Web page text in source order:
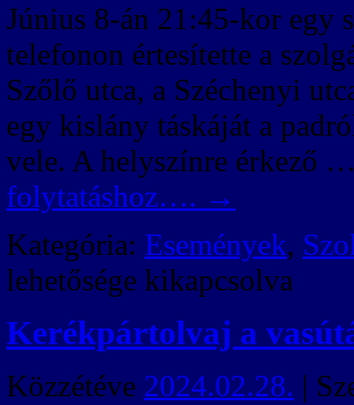
Június 8-án 21:45-kor
telefonon értesítette a
Szőlő utca, a Széchenyi
egy kislány táskáját a
vele. A helyszínre érkező
folytatáshoz…. →
Kategória: Események,
lehetősége kikapcsolva
Kerékpártolvaj a
Közzétéve 2024.02.28. |